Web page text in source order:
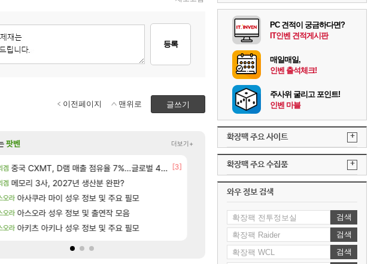
등록
글쓰기
이전페이지 맨위로
D.mon 스킬셋 나왔다 [5]
국 돌고 돌아 와우 [29]
웅무기도안 제작 질문
D.mon 스킬셋 특전 공개 [3]
환산 13만 스펙으로 삐져서 매주 수로 10만점 치고있으면 ㅋㅋ
검은사막 신규 악세, 수정, 유물, 외형, 물약 요약
디아2 15기래더 패치노트 별거 없네요~없데이트수준?
오만9층 주긴주는군요?
분내학개론 [170]
ㅇㅂ ) 재밌게 까네 [57]
팟벤 더보기+
겜 중국 CXMT, D램 매출 점유율 7%…글로벌 4위로 부상
[3]
겜 메모리 3사, 2027년 생산분 완판?
오라 아사쿠라 마이 성우 정보 및 주요 필모
오라 아스오라 성우 정보 및 출연작 모음
오라 아키츠 아키나 성우 정보 및 주요 필모
선녀바위해수욕장
GTA6 8월 28일 넷플릭스에서 예고편 공개 예정
아스오라 카가미하라 하루 성우 정보 및 주요 필모
비스트 모든 바우에라 업그레이드 아이템 획득 위치 공략 (89
비스트 모든 엘리트 골렘 위치 공략 (30개) - 방랑 결
PC 견적이 궁금하다면?
IT인벤 견적게시판
매일매일,
인벤 출석체크!
주사위 굴리고 포인트!
인벤 마블
확장팩 주요 사이트 +
확장팩 주요 수집품 +
와우 정보 검색
검색
검색
검색